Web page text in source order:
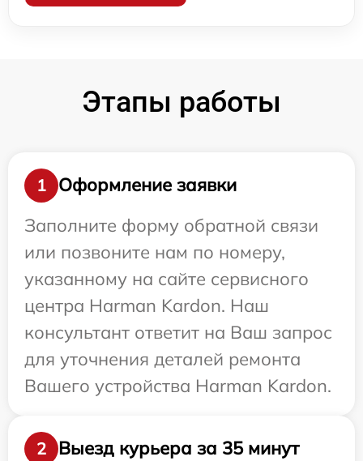
Этапы работы
1
Оформление заявки
Заполните форму обратной связи
или позвоните нам по номеру,
указанному на сайте сервисного
центра Harman Kardon. Наш
консультант ответит на Ваш запрос
для уточнения деталей ремонта
Вашего устройства Harman Kardon.
2
Выезд курьера за 35 минут